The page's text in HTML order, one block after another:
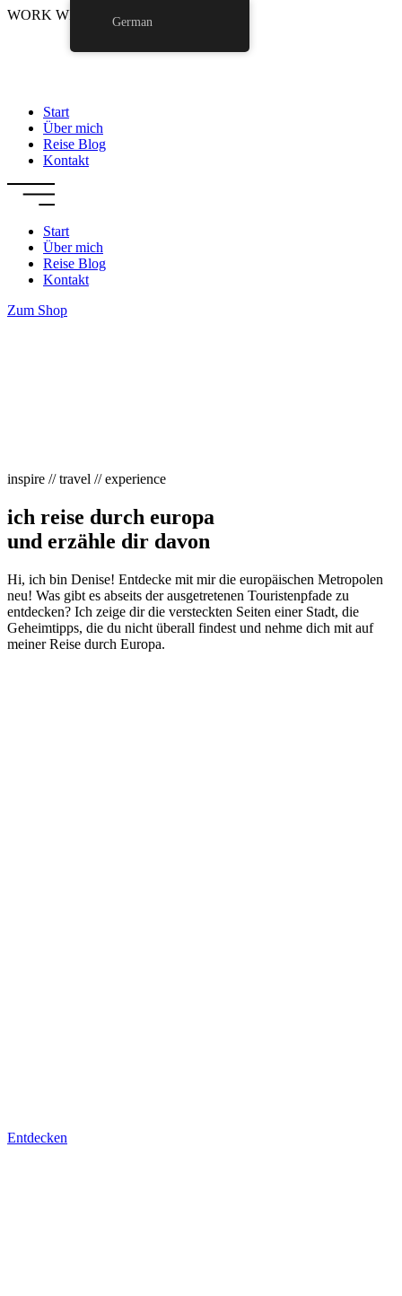
Zum
WORK WITH ME
Start
Über mich
Reise Blog
Kontakt
Start
Über mich
Reise Blog
Kontakt
Zum Shop
inspire // travel // experience
ich reise durch europa
und erzähle dir davon
Hi, ich bin Denise! Entdecke mit mir die europäischen Metropolen
neu! Was gibt es abseits der ausgetretenen Touristenpfade zu
entdecken? Ich zeige dir die versteckten Seiten einer Stadt, die
Geheimtipps, die du nicht überall findest und nehme dich mit auf
meiner Reise durch Europa.
Entdecken
German